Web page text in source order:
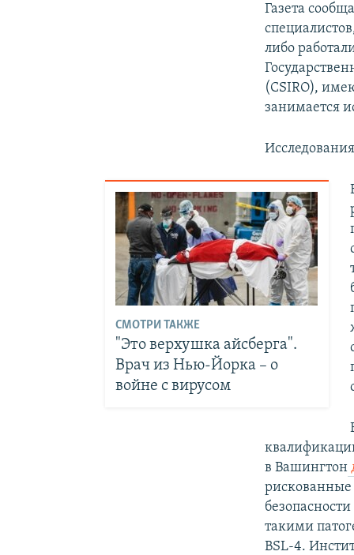
Газета
либо
(CSIRO),
занимается
СМОТРИ ТАКЖЕ
"Это верхушка айсберга".
Врач из Нью-Йорка – о
войне с вирусом
в Вашингтон
рискованные
такими
BSL-4.